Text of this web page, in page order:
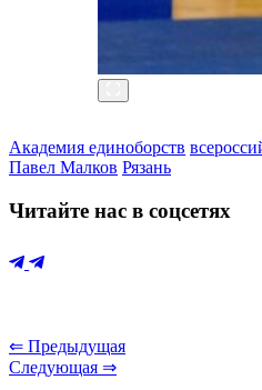
Академия единоборств
Павел Малков Рязань
Читайте нас в соцсетях
⇐ Предыдущая
Следующая ⇒